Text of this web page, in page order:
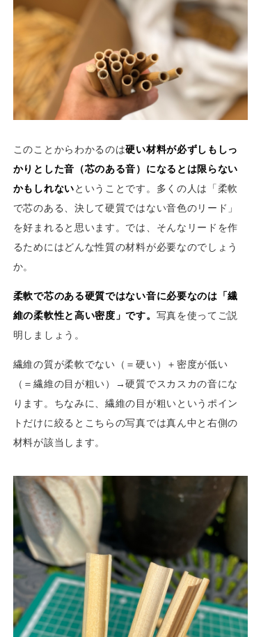
このことからわかるのは硬い材料が必ずしもしっ
かりとした音（芯のある音）になるとは限らない
かもしれないということです。多くの人は「柔軟
で芯のある、決して硬質ではない音色のリード」
を好まれると思います。では、そんなリードを作
るためにはどんな性質の材料が必要なのでしょう
か。
柔軟で芯のある硬質ではない音に必要なのは「繊
維の柔軟性と高い密度」です。 写真を使ってご説
明しましょう。
繊維の質が柔軟でない（＝硬い）＋密度が低い
（＝繊維の目が粗い）→硬質でスカスカの音にな
ります。ちなみに、繊維の目が粗いというポイン
トだけに絞るとこちらの写真では真ん中と右側の
材料が該当します。